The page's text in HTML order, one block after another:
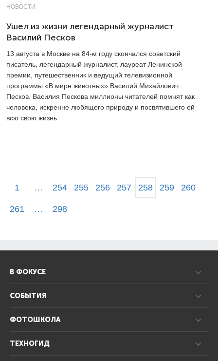
НОВОСТИ
Ушел из жизни легендарный журналист
Василий Песков
13 августа в Москве на 84-м году скончался советский
писатель, легендарный журналист, лауреат Ленинской
премии, путешественник и ведущий телевизионной
программы «В мире животных» Василий Михайлович
Песков. Василия Пескова миллионы читателей помнят как
человека, искренне любящего природу и посвятившего ей
всю свою жизнь.
1 … 254 255 256 257 258 259 260
261 … 298
В ФОКУСЕ
СОБЫТИЯ
ФОТОШКОЛА
ТЕХНОГИД